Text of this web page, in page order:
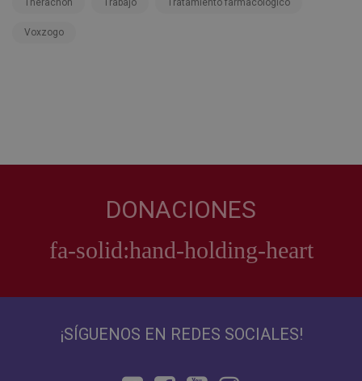
Therachon Trabajo Tratamiento farmacológico
Voxzogo
DONACIONES
¡SÍGUENOS EN REDES SOCIALES!